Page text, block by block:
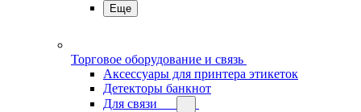
Еще
Торговое оборудование и связь
Аксессуары для принтера этикеток
Детекторы банкнот
Для связи